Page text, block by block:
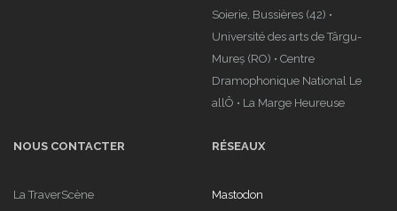
Soierie, Bussières (42) •
Université des arts de Târgu-
Mureș (RO) • Centre
Dramophonique National Le
allÔ • La Marge Heureuse
NOUS CONTACTER
La TraverScène
RÉSEAUX
Mastodon